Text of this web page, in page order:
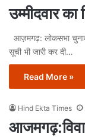
उम्मीदवार
आज़मगढ़: लोकसभा चुनाव
सूची भी जारी कर दी…
Read More »
Hind Ekta Times